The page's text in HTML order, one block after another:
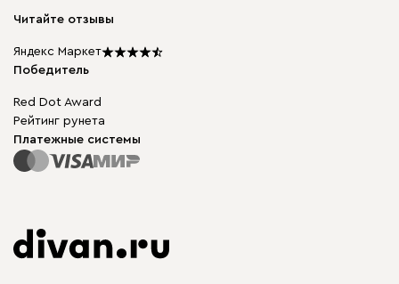
Карьера
Подарочные сертификаты
Мы в прессе
Столы и стулья
Читайте отзывы
Яндекс Маркет
Победитель
Red Dot Award
Рейтинг рунета
Платежные системы